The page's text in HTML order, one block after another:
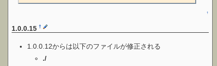
↑
1.0.0.15†
1.0.0.12からは以下のファイルが修正される
./